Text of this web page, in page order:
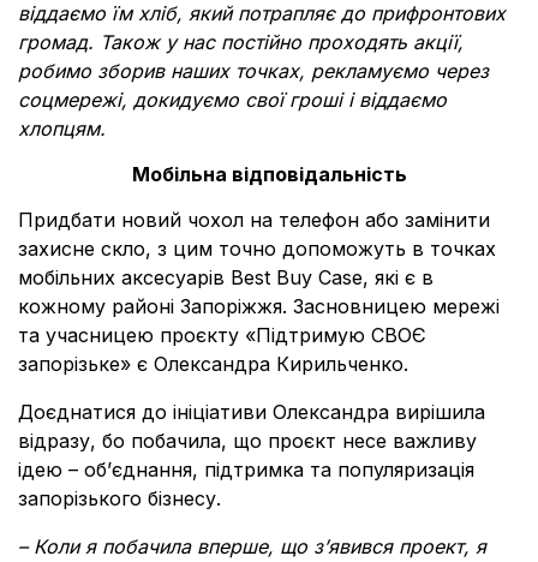
віддаємо їм хліб, який потрапляє до прифронтових
громад. Також у нас постійно проходять акції,
робимо зборив наших точках, рекламуємо через
соцмережі, докидуємо свої гроші і віддаємо
хлопцям.
Мобільна відповідальність
Придбати новий чохол на телефон або замінити
захисне скло, з цим точно допоможуть в точках
мобільних аксесуарів Best Buy Case, які є в
кожному районі Запоріжжя. Засновницею мережі
та учасницею проєкту «Підтримую СВОЄ
запорізьке» є Олександра Кирильченко.
Доєднатися до ініціативи Олександра вирішила
відразу, бо побачила, що проєкт несе важливу
ідею – обʼєднання, підтримка та популяризація
запорізького бізнесу.
– Коли я побачила вперше, що з’явився проект, я